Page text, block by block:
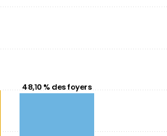
48,10 % des foyers